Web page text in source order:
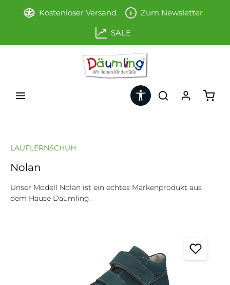
Zum Hauptinhalt springen
Kostenloser Versand Zum Newsletter
SALE
Werkzeugleiste anzeigen
LAUFLERNSCHUH
Nolan
Unser Modell Nolan ist ein echtes Markenprodukt aus
dem Hause Däumling.